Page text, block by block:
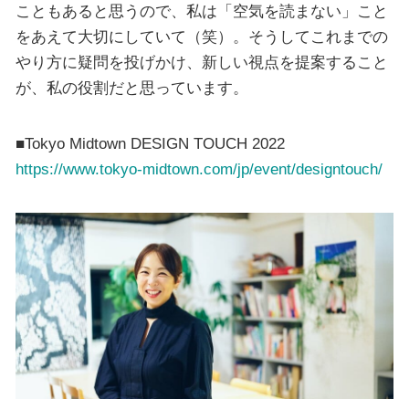
こともあると思うので、私は「空気を読まない」こと
をあえて大切にしていて（笑）。そうしてこれまでの
やり方に疑問を投げかけ、新しい視点を提案すること
が、私の役割だと思っています。
■Tokyo Midtown DESIGN TOUCH 2022
https://www.tokyo-midtown.com/jp/event/designtouch/